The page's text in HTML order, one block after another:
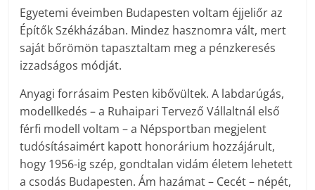
Egyetemi éveimben Budapesten voltam éjjeliőr az
Építők Székházában. Mindez hasznomra vált, mert
saját bőrömön tapasztaltam meg a pénzkeresés
izzadságos módját.
Anyagi forrásaim Pesten kibővültek. A labdarúgás,
modellkedés – a Ruhaipari Tervező Vállaltnál első
férfi modell voltam – a Népsportban megjelent
tudósításaimért kapott honorárium hozzájárult,
hogy 1956-ig szép, gondtalan vidám életem lehetett
a csodás Budapesten. Ám hazámat – Cecét – népét,